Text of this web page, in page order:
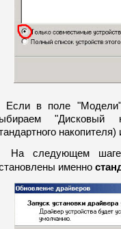
в поле "Модели"
"Дисковый
следующем шаге
именно